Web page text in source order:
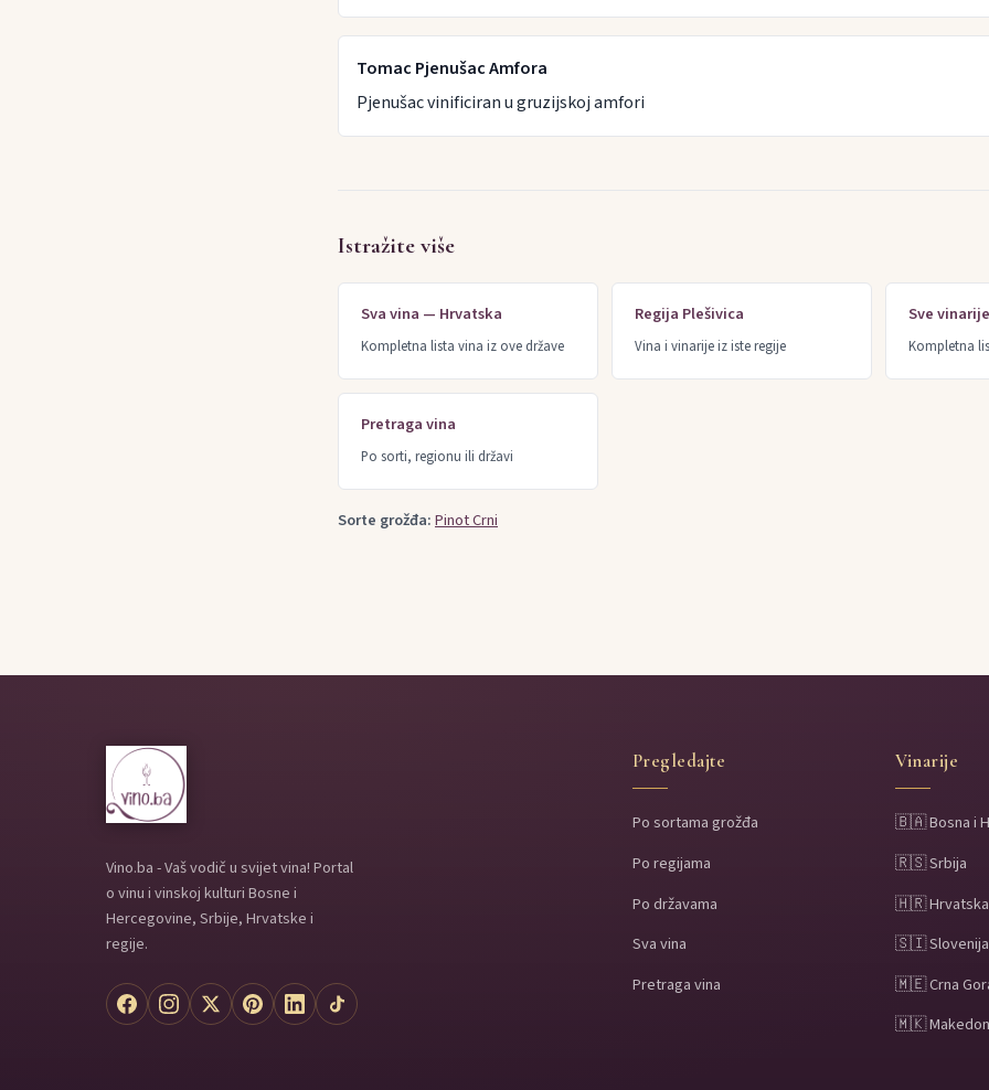
Tomac Pjenušac Amfora
Pjenušac vinificiran u gruzijskoj amfori
Istražite više
Sva vina — Hrvatska
Kompletna lista vina iz ove države
Regija Plešivica
Vina i vinarije iz iste regije
Sve
Kompletna
Pretraga vina
Po sorti, regionu ili državi
Sorte grožđa:Pinot Crni
Vino.ba - Vaš vodič u svijet vina! Portal
o vinu i vinskoj kulturi Bosne i
Hercegovine, Srbije, Hrvatske i
regije.
Pregledajte
Po sortama grožđa
Po regijama
Po državama
Sva vina
Pretraga vina
Vinarije
🇧🇦 Bosna i
🇷🇸 Srbija
🇭🇷 Hrvatska
🇸🇮 Slovenija
🇲🇪 Crna
🇲🇰